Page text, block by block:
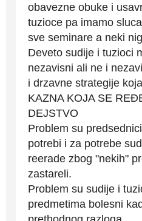
obavezne obuke i
tuzioce pa imamo
sve seminare a neki
Deveto sudije i tuzioci
nezavisni ali ne i
i drzavne strategije
KAZNA KOJA SE
DEJSTVO
Problem su
potrebi i za potrebe
reerade zbog "nekih"
zastareli.
Problem su sudije i
predmetima bolesni